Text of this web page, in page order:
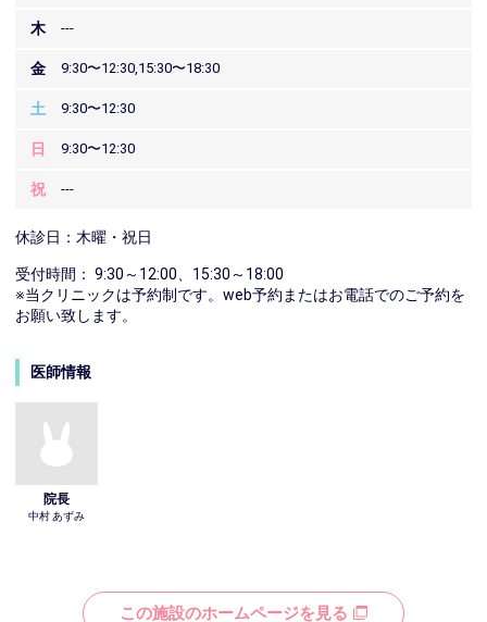
木 ---
金 9:30〜12:30,15:30〜18:30
土 9:30〜12:30
日 9:30〜12:30
祝 ---
休診日：木曜・祝日
受付時間： 9:30～12:00、15:30～18:00
※当クリニックは予約制です。web予約またはお電話でのご予約を
お願い致します。
医師情報
院長
中村 あずみ
この施設のホームページを見る